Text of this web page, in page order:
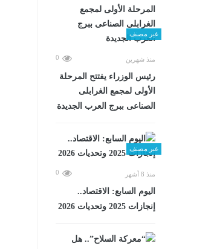
غير مصنف
منذ شهرين 0
رئيس الوزراء يفتتح المرحلة
الأولى لمجمع الغرابلى
الصناعى ببرج العرب الجديدة
غير مصنف
منذ 8 أشهر 0
اليوم السابع: الاقتصاد..
إنجازات 2025 وتحديات 2026